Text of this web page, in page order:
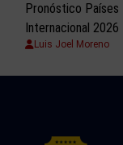
Pronóstico Países
Internacional 2026
Luis Joel Moreno